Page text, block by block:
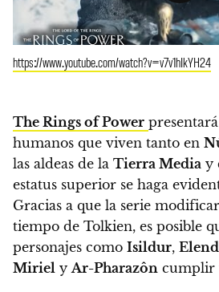
https://www.youtube.com/watch?v=v7v1hIkYH24
The Rings of Power
humanos que viven tanto en
las aldeas de la Tierra Media y
estatus superior se haga
Gracias a que la serie
tiempo de Tolkien, es posible
personajes como Isildur,
Miriel y Ar-Pharazôn cumplir